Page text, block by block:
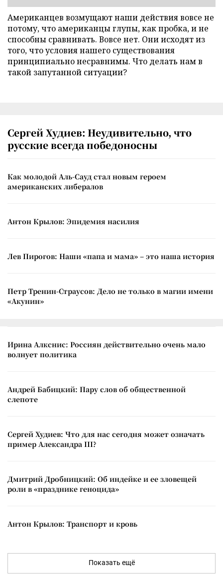
Американцев возмущают наши действия вовсе не
потому, что американцы глупы, как пробка, и не
способны сравнивать. Вовсе нет. Они исходят из
того, что условия нашего существования
принципиально несравнимы. Что делать нам в
такой запутанной ситуации?
Сергей Худиев: Неудивительно, что
русские всегда победоносны
Как молодой Аль-Сауд стал новым героем
американских либералов
Антон Крылов: Эпидемия насилия
Лев Пирогов: Наши «папа и мама» – это наша история
Петр Тренин-Страусов: Дело не только в магии имени
«Акунин»
Ирина Алкснис: Россиян действительно очень мало
волнует политика
Андрей Бабицкий: Пару слов об общественной
слепоте
Сергей Худиев: Что для нас сегодня может означать
пример Александра III?
Дмитрий Дробницкий: Об индейке и ее зловещей
роли в «празднике геноцида»
Антон Крылов: Транспорт и кровь
Показать ещё